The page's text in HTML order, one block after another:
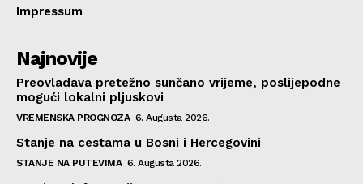
Impressum
Najnovije
Preovladava pretežno sunčano vrijeme, poslijepodne
mogući lokalni pljuskovi
VREMENSKA PROGNOZA 6. Augusta 2026.
Stanje na cestama u Bosni i Hercegovini
STANJE NA PUTEVIMA 6. Augusta 2026.